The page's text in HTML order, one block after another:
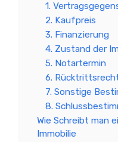
1.
2. Kaufpreis
3. Finanzierung
4. Zustand der
5. Notartermin
6.
7. Sonstige
8.
Wie Schreibt man
Immobilie